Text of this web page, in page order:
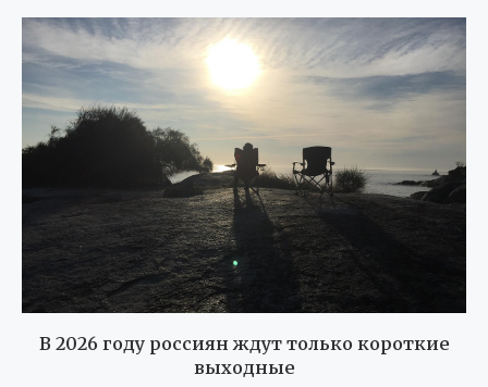
В 2026 году россиян ждут только короткие
выходные